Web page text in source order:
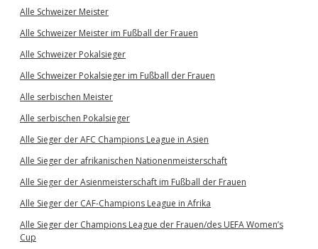
Alle Schweizer Meister
Alle Schweizer Meister im Fußball der Frauen
Alle Schweizer Pokalsieger
Alle Schweizer Pokalsieger im Fußball der Frauen
Alle serbischen Meister
Alle serbischen Pokalsieger
Alle Sieger der AFC Champions League in Asien
Alle Sieger der afrikanischen Nationenmeisterschaft
Alle Sieger der Asienmeisterschaft im Fußball der Frauen
Alle Sieger der CAF-Champions League in Afrika
Alle Sieger der Champions League der Frauen/des UEFA Women’s
Cup